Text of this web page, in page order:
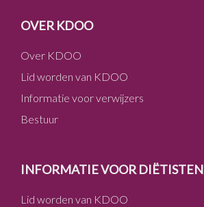
OVER KDOO
Over KDOO
Lid worden van KDOO
Informatie voor verwijzers
Bestuur
INFORMATIE VOOR DIËTISTEN
Lid worden van KDOO